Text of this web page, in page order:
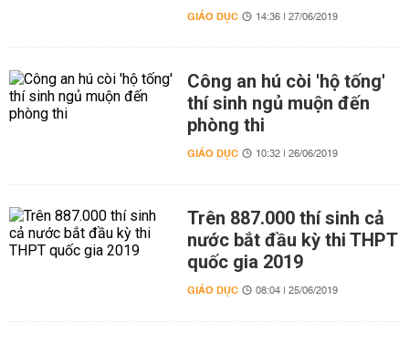
GIÁO DỤC 14:36 | 27/06/2019
Công an hú còi 'hộ tống'
thí sinh ngủ muộn đến
phòng thi
GIÁO DỤC 10:32 | 26/06/2019
Trên 887.000 thí sinh cả
nước bắt đầu kỳ thi THPT
quốc gia 2019
GIÁO DỤC 08:04 | 25/06/2019